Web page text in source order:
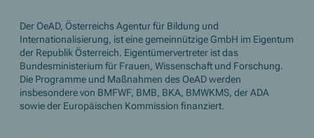
Der OeAD, Österreichs Agentur für Bildung und
Internationalisierung, ist eine gemeinnützige GmbH im Eigentum
der Republik Österreich. Eigentümervertreter ist das
Bundesministerium für Frauen, Wissenschaft und Forschung.
Die Programme und Maßnahmen des OeAD werden
insbesondere von BMFWF, BMB, BKA, BMWKMS, der ADA
sowie der Europäischen Kommission finanziert.